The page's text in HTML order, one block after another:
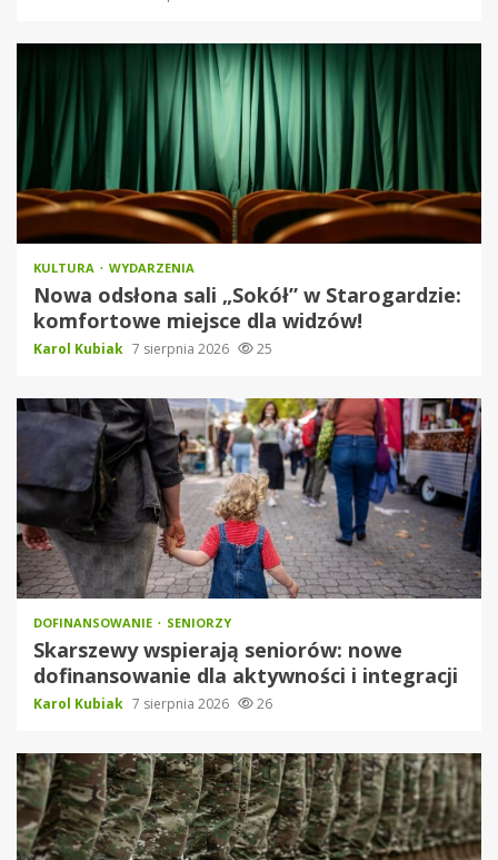
KULTURA WYDARZENIA
Nowa odsłona sali „Sokół” w Starogardzie:
komfortowe miejsce dla widzów!
Karol Kubiak 7 sierpnia 2026 25
DOFINANSOWANIE SENIORZY
Skarszewy wspierają seniorów: nowe
dofinansowanie dla aktywności i integracji
Karol Kubiak 7 sierpnia 2026 26